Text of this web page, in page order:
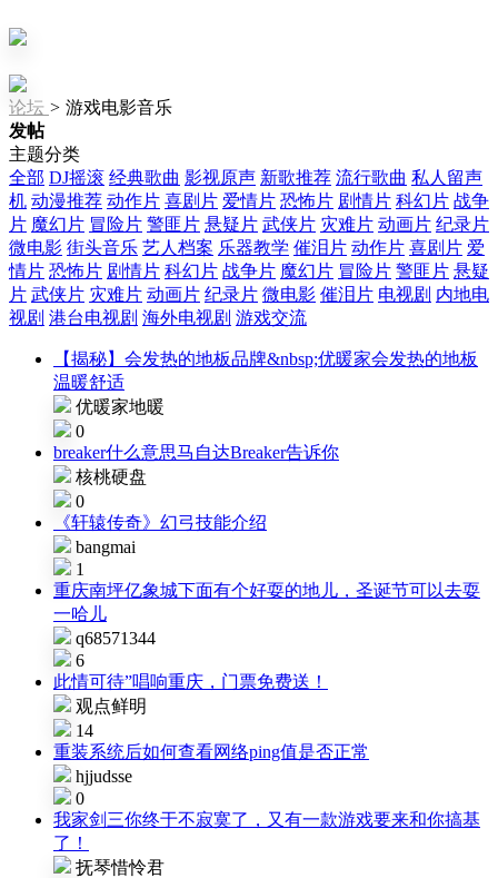
论坛 > 游戏电影音乐
发帖
主题分类
全部 DJ摇滚 经典歌曲 影视原声 新歌推荐 流行歌曲 私人留声
机 动漫推荐 动作片 喜剧片 爱情片 恐怖片 剧情片 科幻片 战争
片 魔幻片 冒险片 警匪片 悬疑片 武侠片 灾难片 动画片 纪录片
微电影 街头音乐 艺人档案 乐器教学 催泪片 动作片 喜剧片 爱
情片 恐怖片 剧情片 科幻片 战争片 魔幻片 冒险片 警匪片 悬疑
片 武侠片 灾难片 动画片 纪录片 微电影 催泪片 电视剧 内地电
视剧 港台电视剧 海外电视剧 游戏交流
【揭秘】会发热的地板品牌&nbsp;优暖家会发热的地板
温暖舒适
优暖家地暖
0
breaker什么意思马自达Breaker告诉你
核桃硬盘
0
《轩辕传奇》幻弓技能介绍
bangmai
1
重庆南坪亿象城下面有个好耍的地儿，圣诞节可以去耍
一哈儿
q68571344
6
此情可待”唱响重庆，门票免费送！
观点鲜明
14
重装系统后如何查看网络ping值是否正常
hjjudsse
0
我家剑三你终于不寂寞了，又有一款游戏要来和你搞基
了！
抚琴惜怜君